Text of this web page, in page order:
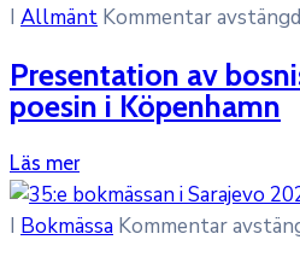
I Allmänt Kommentar avstängd
Presentation av
poesin i Köpenhamn
Läs mer
I Bokmässa Kommentar